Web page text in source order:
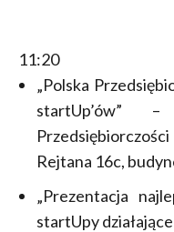
11:20
„Polska
startUp’ów”
Rejtana 16c,
„Prezentacja
startUpy